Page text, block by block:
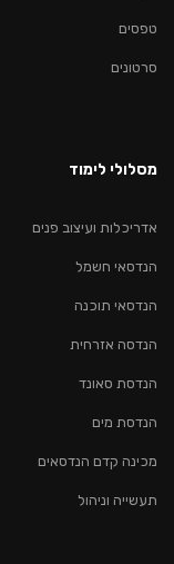
טפסים
סרטונים
מסלולי לימוד
אדריכלות ועיצוב פנים
הנדסאי חשמל
הנדסאי תוכנה
הנדסה אזרחית
הנדסת סאונד
הנדסת מים
מכינה קדם הנדסאים
תעשייה וניהול